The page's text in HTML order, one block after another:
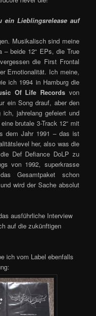
ein Lieblingsrelease auf
Musikalisch sind meine
– beide 12“ EPs, die True
die First Frontal
Emotionalität. Ich meine,
ich 1994 in Hamburg die
Of Life Records von
ein Song drauf, aber den
jahrelang gefeiert und
brutale 3-Track 12“ mit
dem Jahr 1991 – das ist
her, also was die
Def Defiance DoLP zu
von 1992, superkrasse
Gesamtpaket schon
wird der Sache absolut
ausführliche Interview
auf die zukünftigen
ich vom Label ebenfalls